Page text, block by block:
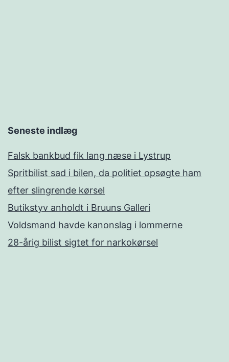
Seneste indlæg
Falsk bankbud fik lang næse i Lystrup
Spritbilist sad i bilen, da politiet opsøgte ham
efter slingrende kørsel
Butikstyv anholdt i Bruuns Galleri
Voldsmand havde kanonslag i lommerne
28-årig bilist sigtet for narkokørsel